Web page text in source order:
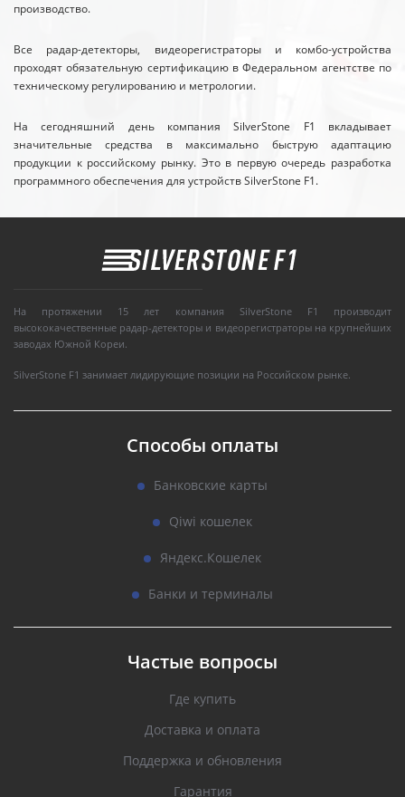
производство.
Все радар-детекторы, видеорегистраторы и комбо-устройства
проходят обязательную сертификацию в Федеральном агентстве по
техническому регулированию и метрологии.
На сегодняшний день компания SilverStone F1 вкладывает
значительные средства в максимально быструю адаптацию
продукции к российскому рынку. Это в первую очередь разработка
программного обеспечения для устройств SilverStone F1.
На протяжении 15 лет компания SilverStone F1 производит
высококачественные радар-детекторы и видеорегистраторы на крупнейших
заводах Южной Кореи.
SilverStone F1 занимает лидирующие позиции на Российском рынке.
Способы оплаты
Банковские карты
Qiwi кошелек
Яндекс.Кошелек
Банки и терминалы
Частые вопросы
Где купить
Доставка и оплата
Поддержка и обновления
Гарантия